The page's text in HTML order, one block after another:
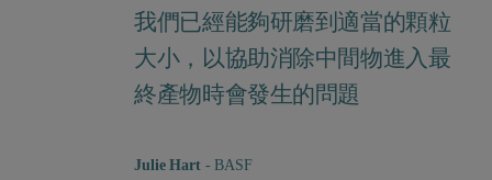
我們已經能夠研磨到適當的顆粒
大小，以協助消除中間物進入最
終產物時會發生的問題
Julie Hart- BASF